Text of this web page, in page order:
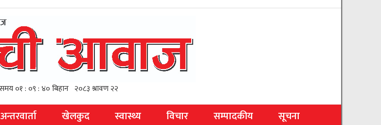
अन्तरवार्ता खेलकुद स्वास्थ्य विचार सम्पादकीय सूचना